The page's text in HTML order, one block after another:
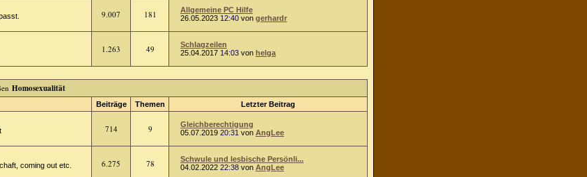
9.007 181
Allgemeine PC Hilfe
26.05.2023 12:40 von gerhardr
1.263 49
Schlagzeilen
25.04.2017 14:03 von helga
Homosexualität
Beiträge Themen Letzter Beitrag
714 9
Gleichberechtigung
05.07.2019 20:31 von AngLee
coming out etc.
6.275 78
Schwule und lesbische Persönli...
04.02.2022 22:38 von AngLee